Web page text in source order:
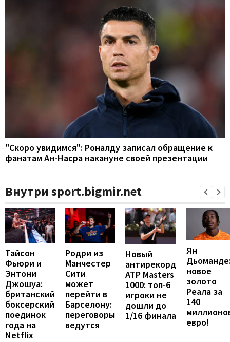
"Скоро увидимся": Роналду записал обращение к
фанатам Ан-Насра накануне своей презентации
Внутри sport.bigmir.net
Тайсон
Фьюри и
Энтони
Джошуа:
британский
боксерский
поединок
года на
Netflix
Родри из
Манчестер
Сити
может
перейти в
Барселону:
переговоры
ведутся
Новый
антирекорд
ATP Masters
1000: топ-6
игроки не
дошли до
1/16 финала
Ян
новое
золото
Реала за
140
евро!